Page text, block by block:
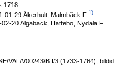
1718.
01-29 Åkerhult, Malmbäck F 1)
20 Älgabäck, Hättebo, Nydala F.
VALA/00243/B I/3 (1733-1764),